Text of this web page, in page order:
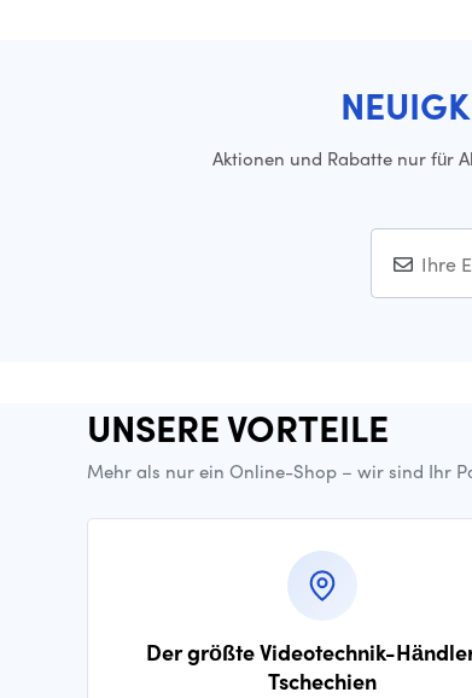
Aktionen und Rabatte nur für
UNSERE VORTEILE
Mehr als nur ein Online-Shop – wir sind Ihr
Der größte Videotechnik-
Tschechien